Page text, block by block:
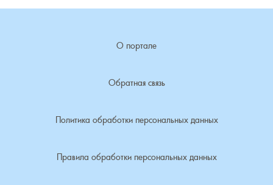
О портале
Обратная связь
Политика обработки персональных данных
Правила обработки персональных данных